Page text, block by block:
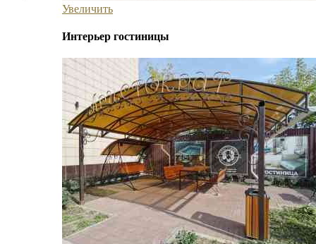
Увеличить
Интерьер гостиницы